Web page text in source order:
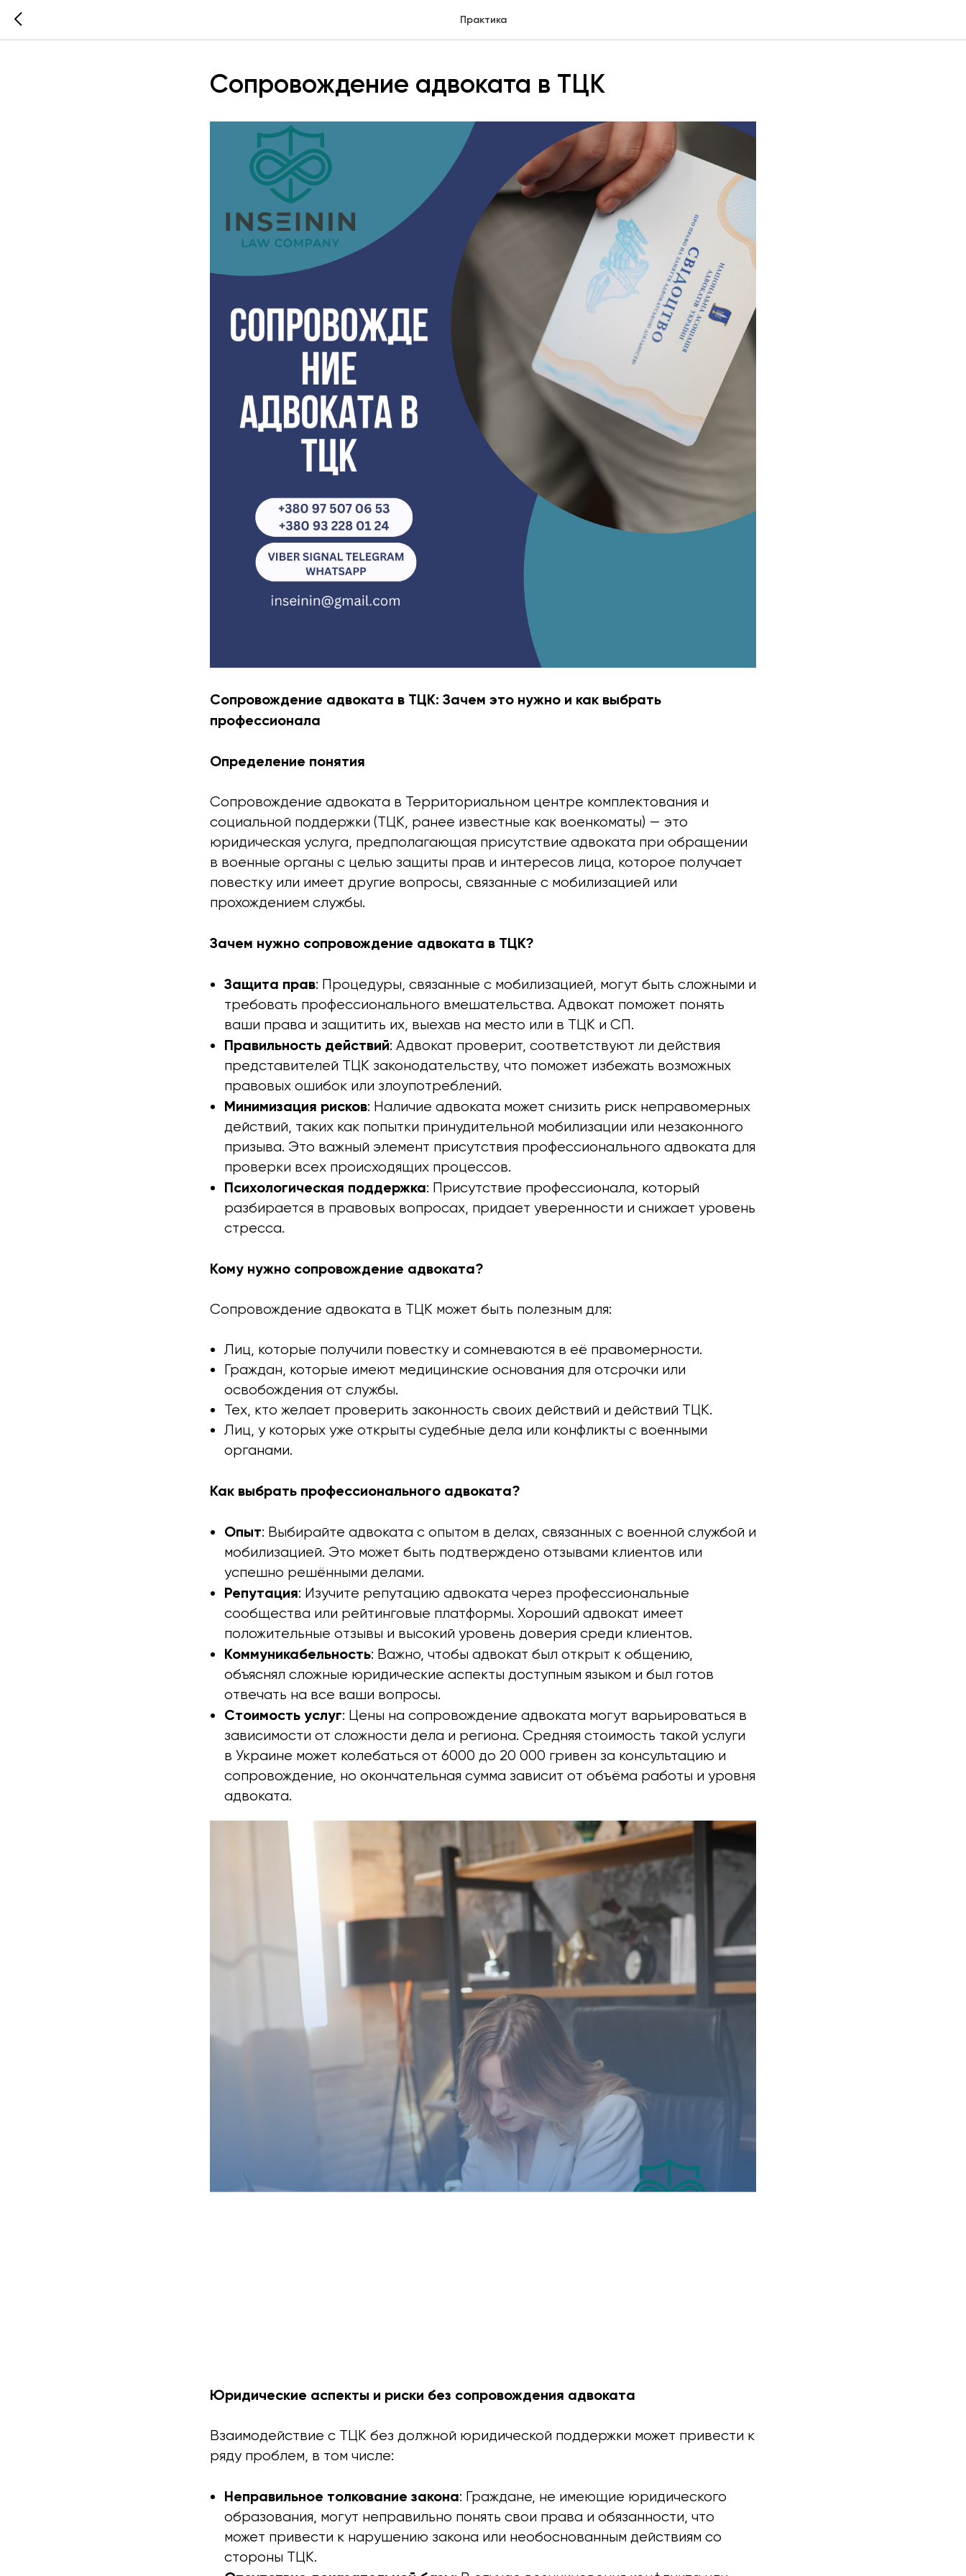
Практика
Сопровождение адвоката в ТЦК
Сопровождение адвоката в ТЦК: Зачем это нужно и как выбрать
профессионала
Определение понятия
Сопровождение адвоката в Территориальном центре комплектования и
социальной поддержки (ТЦК, ранее известные как военкоматы) — это
юридическая услуга, предполагающая присутствие адвоката при обращении
в военные органы с целью защиты прав и интересов лица, которое получает
повестку или имеет другие вопросы, связанные с мобилизацией или
прохождением службы.
Зачем нужно сопровождение адвоката в ТЦК?
Защита прав: Процедуры, связанные с мобилизацией, могут быть сложными и
требовать профессионального вмешательства. Адвокат поможет понять
ваши права и защитить их, выехав на место или в ТЦК и СП.
Правильность действий: Адвокат проверит, соответствуют ли действия
представителей ТЦК законодательству, что поможет избежать возможных
правовых ошибок или злоупотреблений.
Минимизация рисков: Наличие адвоката может снизить риск неправомерных
действий, таких как попытки принудительной мобилизации или незаконного
призыва. Это важный элемент присутствия профессионального адвоката для
проверки всех происходящих процессов.
Психологическая поддержка: Присутствие профессионала, который
разбирается в правовых вопросах, придает уверенности и снижает уровень
стресса.
Кому нужно сопровождение адвоката?
Сопровождение адвоката в ТЦК может быть полезным для:
Лиц, которые получили повестку и сомневаются в её правомерности.
Граждан, которые имеют медицинские основания для отсрочки или
освобождения от службы.
Тех, кто желает проверить законность своих действий и действий ТЦК.
Лиц, у которых уже открыты судебные дела или конфликты с военными
органами.
Как выбрать профессионального адвоката?
Опыт: Выбирайте адвоката с опытом в делах, связанных с военной службой и
мобилизацией. Это может быть подтверждено отзывами клиентов или
успешно решёнными делами.
Репутация: Изучите репутацию адвоката через профессиональные
сообщества или рейтинговые платформы. Хороший адвокат имеет
положительные отзывы и высокий уровень доверия среди клиентов.
Коммуникабельность: Важно, чтобы адвокат был открыт к общению,
объяснял сложные юридические аспекты доступным языком и был готов
отвечать на все ваши вопросы.
Стоимость услуг: Цены на сопровождение адвоката могут варьироваться в
зависимости от сложности дела и региона. Средняя стоимость такой услуги
в Украине может колебаться от 6000 до 20 000 гривен за консультацию и
сопровождение, но окончательная сумма зависит от объёма работы и уровня
адвоката.
Юридические аспекты и риски без сопровождения адвоката
Взаимодействие с ТЦК без должной юридической поддержки может привести к
ряду проблем, в том числе:
Неправильное толкование закона: Граждане, не имеющие юридического
образования, могут неправильно понять свои права и обязанности, что
может привести к нарушению закона или необоснованным действиям со
стороны ТЦК.